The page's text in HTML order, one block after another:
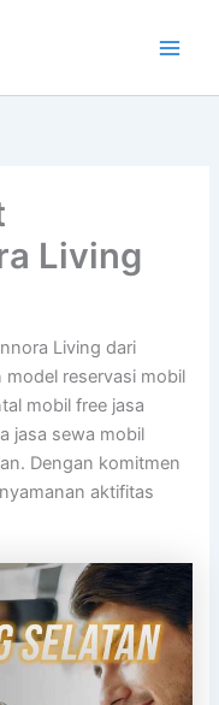
Living
Living dari
reservasi mobil
mobil free jasa
jasa sewa mobil
Dengan komitmen
aktifitas